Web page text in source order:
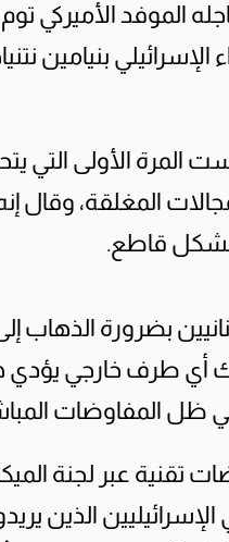
الموفد الأميركي
بنيامين
المرة الأولى التي
المغلقة، وقال
بشكل قاطع.
بضرورة
أي طرف خارجي يؤدي
ظل المفاوضات
تقنية عبر لجنة
الذين